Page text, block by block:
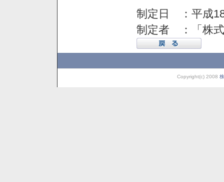
制定日 ：平成
制定者 ：「株
Copyright(c) 2008